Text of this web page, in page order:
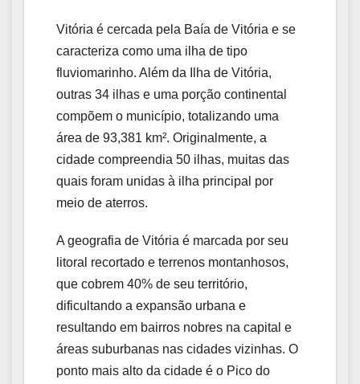
Vitória é cercada pela Baía de Vitória e se
caracteriza como uma ilha de tipo
fluviomarinho. Além da Ilha de Vitória,
outras 34 ilhas e uma porção continental
compõem o município, totalizando uma
área de 93,381 km². Originalmente, a
cidade compreendia 50 ilhas, muitas das
quais foram unidas à ilha principal por
meio de aterros.
A geografia de Vitória é marcada por seu
litoral recortado e terrenos montanhosos,
que cobrem 40% de seu território,
dificultando a expansão urbana e
resultando em bairros nobres na capital e
áreas suburbanas nas cidades vizinhas. O
ponto mais alto da cidade é o Pico do